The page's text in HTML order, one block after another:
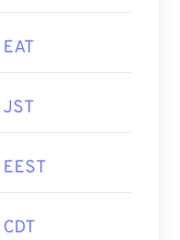
JST
EEST